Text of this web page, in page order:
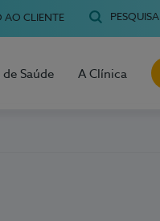
AO CLIENTE PESQUISA
de Saúde A Clínica